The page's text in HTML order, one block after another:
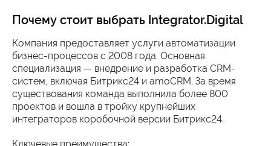
Почему стоит выбрать Integrator.Digital
Компания предоставляет услуги автоматизации
бизнес-процессов с 2008 года. Основная
специализация — внедрение и разработка CRM-
систем, включая Битрикс24 и amoCRM. За время
существования команда выполнила более 800
проектов и вошла в тройку крупнейших
интеграторов коробочной версии Битрикс24.